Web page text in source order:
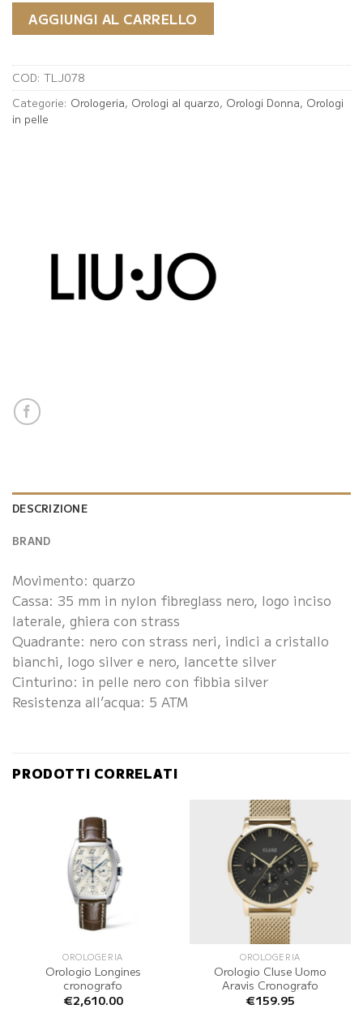
AGGIUNGI AL CARRELLO
COD: TLJ078
Categorie: Orologeria, Orologi al quarzo, Orologi Donna, Orologi
in pelle
DESCRIZIONE
BRAND
Movimento: quarzo
Cassa: 35 mm in nylon fibreglass nero, logo inciso
laterale, ghiera con strass
Quadrante: nero con strass neri, indici a cristallo
bianchi, logo silver e nero, lancette silver
Cinturino: in pelle nero con fibbia silver
Resistenza all’acqua: 5 ATM
PRODOTTI CORRELATI
OROLOGERIA
Orologio Longines
cronografo
€2,610.00
OROLOGERIA
Orologio Cluse Uomo
Aravis Cronografo
€159.95